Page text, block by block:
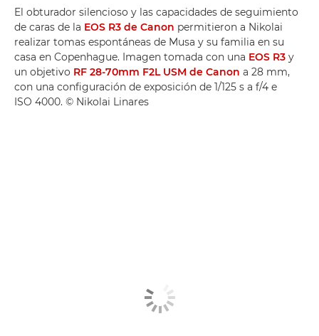
El obturador silencioso y las capacidades de seguimiento
de caras de la EOS R3 de Canon permitieron a Nikolai
realizar tomas espontáneas de Musa y su familia en su
casa en Copenhague. Imagen tomada con una EOS R3 y
un objetivo RF 28-70mm F2L USM de Canon a 28 mm,
con una configuración de exposición de 1/125 s a f/4 e
ISO 4000. © Nikolai Linares